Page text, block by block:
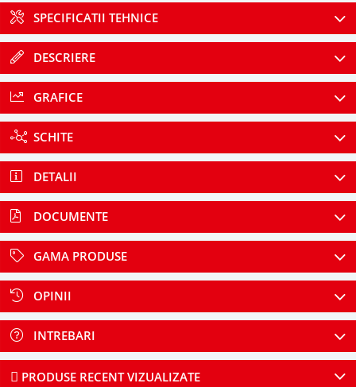
SPECIFICATII TEHNICE
DESCRIERE
GRAFICE
SCHITE
DETALII
DOCUMENTE
GAMA PRODUSE
OPINII
INTREBARI
PRODUSE RECENT VIZUALIZATE